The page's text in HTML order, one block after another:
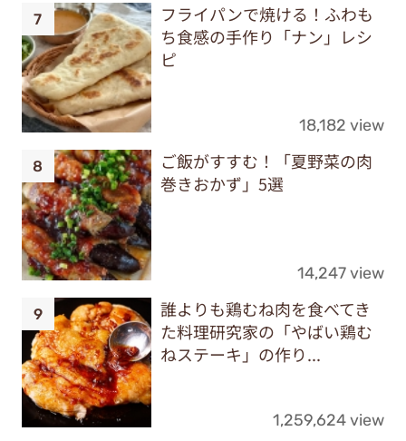
フライパンで焼ける！ふわも
ち食感の手作り「ナン」レシ
ピ
18,182 view
ご飯がすすむ！「夏野菜の肉
巻きおかず」5選
14,247 view
誰よりも鶏むね肉を食べてき
た料理研究家の「やばい鶏む
ねステーキ」の作り...
1,259,624 view